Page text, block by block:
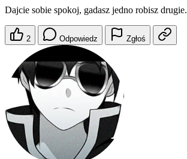
Dajcie sobie spokoj, gadasz jedno robisz drugie.
2 Odpowiedz Zgłoś